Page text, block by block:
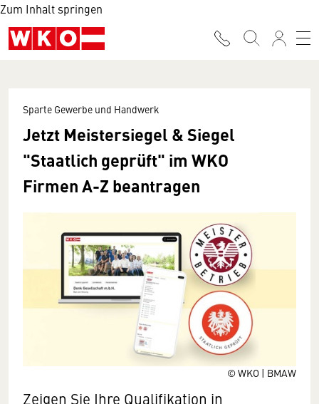
Zum Inhalt springen
© WKO | BMAW
Sparte Gewerbe und Handwerk
Jetzt Meistersiegel & Siegel
"Staatlich geprüft" im WKO
Firmen A-Z beantragen
Zeigen Sie Ihre Qualifikation in